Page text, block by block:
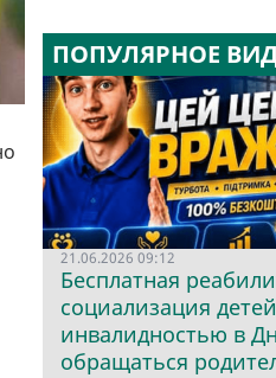
ПОПУЛЯРНОЕ
21.06.2026 09:12
Бесплатная
социализация
инвалидностью в
обращаться